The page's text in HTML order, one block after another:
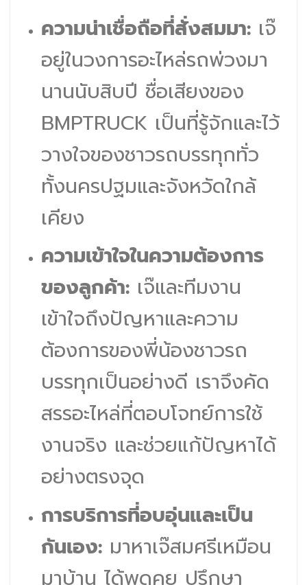
ความน่าเชื่อถือที่สั่งสมมา:เจ๊
อยู่ในวงการอะไหล่รถพ่วงมา
นานนับสิบปี ชื่อเสียงของ
BMPTRUCK เป็นที่รู้จักและไว้
วางใจของชาวรถบรรทุกทั่ว
ทั้งนครปฐมและจังหวัดใกล้
เคียง
ความเข้าใจในความต้องการ
ของลูกค้า:เจ๊และทีมงาน
เข้าใจถึงปัญหาและความ
ต้องการของพี่น้องชาวรถ
บรรทุกเป็นอย่างดี เราจึงคัด
สรรอะไหล่ที่ตอบโจทย์การใช้
งานจริง และช่วยแก้ปัญหาได้
อย่างตรงจุด
การบริการที่อบอุ่นและเป็น
กันเอง:มาหาเจ๊สมศรีเหมือน
มาบ้าน ได้พูดคุย ปรึกษา